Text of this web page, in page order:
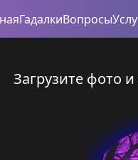
ГадалкиВопросы
Загрузите фото